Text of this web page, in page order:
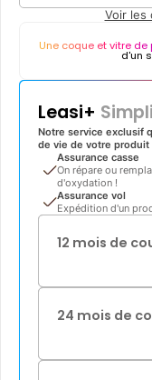
Voir les
Une coque et vitre
d'un
Leasi+
Notre service exclusif
de vie de votre produit
Assurance casse
On répare ou
d'oxydation !
Assurance vol
Expédition d'un
12 mois de
24 mois de